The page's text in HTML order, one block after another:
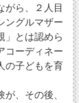
がら、２人目
ングルマザー
」とは認めら
コーディネー
の子どもを育
、その後、